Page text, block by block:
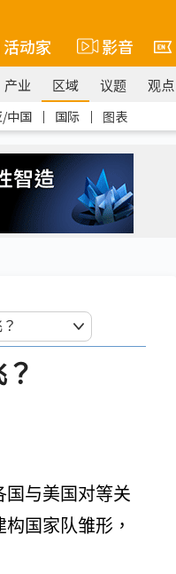
活动家 影音
产业 区域 议题 观点
/中国 ｜ 国际 ｜ 图表
国与美国对等关
国家队雏形，